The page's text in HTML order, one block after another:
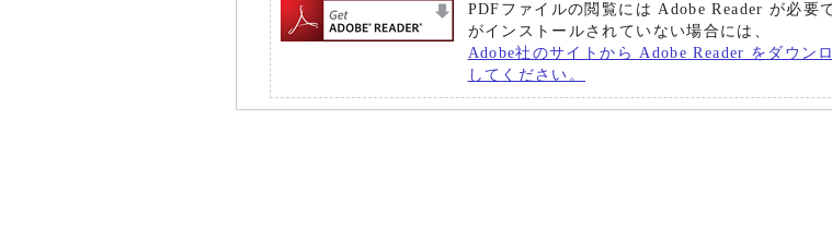
PDFファイルの閲覧には Adobe Reader が必要
がインストールされていない場合には、
Adobe社のサイトから Adobe Reader をダウン
してください。